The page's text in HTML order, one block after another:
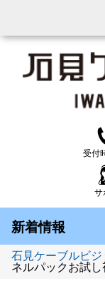
受付
サ
新着情報
石見ケーブルビジ
ネルパックお試